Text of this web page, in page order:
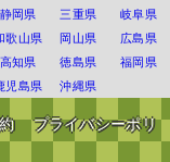
静岡県 三重県
岐阜県
歌山県 岡山県
広島県
高知県 徳島県
福岡県
児島県 沖縄県
プライバシーポリ